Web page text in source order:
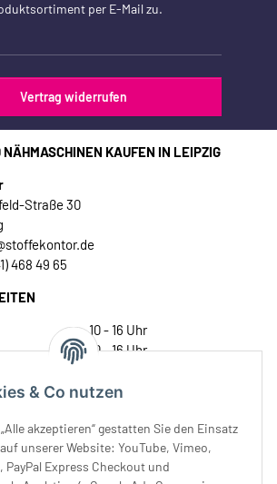
& Co nutzen
akzeptieren“ gestatten Sie den Einsatz
unserer Website: YouTube, Vimeo,
PayPal Express Checkout und
per E-Mail zu.
Vertrag widerrufen
NÄHMASCHINEN KAUFEN IN LEIPZIG
Straße 30
468 49 65
10 - 16 Uhr
10 - 16 Uhr
10 - 18 Uhr
10 - 14 Uhr